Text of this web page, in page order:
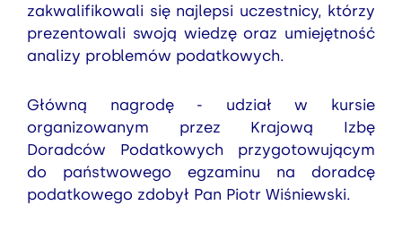
zakwalifikowali się najlepsi uczestnicy, którzy
prezentowali swoją wiedzę oraz umiejętność
analizy problemów podatkowych.
Główną nagrodę - udział w kursie
organizowanym przez Krajową Izbę
Doradców Podatkowych przygotowującym
do państwowego egzaminu na doradcę
podatkowego zdobył Pan Piotr Wiśniewski.